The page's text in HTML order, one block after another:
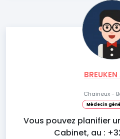
Chaineux -
Médecin
Vous pouvez planifier
Cabinet, au :